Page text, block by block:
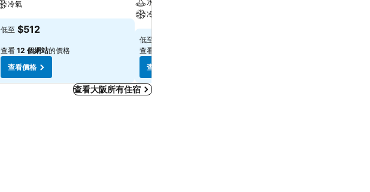
冷氣
低至 $512
查看 12 個網站的價格
查看價格
水療
冷氣
低至
查看
查看價格
查看大阪所有住宿